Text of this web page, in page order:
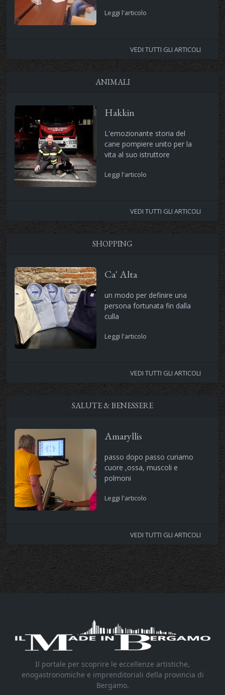
Leggi l'articolo
VEDI TUTTI GLI ARTICOLI
ANIMALI
Hakkin
L'emozionante storia del
cane pompiere unito per la
vita al suo istruttore
Leggi l'articolo
VEDI TUTTI GLI ARTICOLI
SHOPPING
Ca' Alta
un modo per definire una
persona fortunata fin dalla
culla
Leggi l'articolo
VEDI TUTTI GLI ARTICOLI
SALUTE & BENESSERE
Amaryllis
passo dopo passo curiamo
cuore ,ossa, muscoli e
polmoni
Leggi l'articolo
VEDI TUTTI GLI ARTICOLI
Il portale per scoprire le eccellenze artistiche,
enogastronomiche e imprenditoriali della provincia di
Bergamo.